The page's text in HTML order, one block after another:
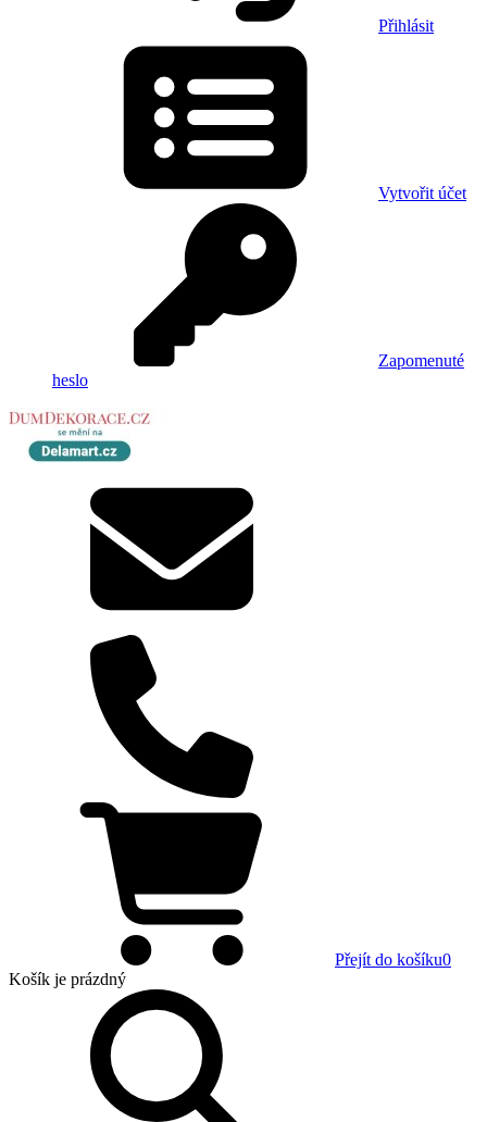
Přihlásit
Vytvořit účet
Zapomenuté
heslo
Přejít do košíku0
Košík je prázdný